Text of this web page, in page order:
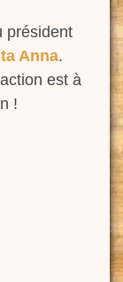
président
Anna.
est à
!